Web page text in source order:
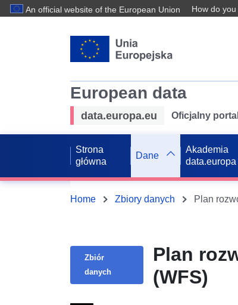
An official website of the European Union How do
European data
data.europa.eu Oficjalny
Strona
główna
Dane
Akademia
data.europa
Home Zbiory danych Plan
Zbiór
danych
Plan
(WFS)